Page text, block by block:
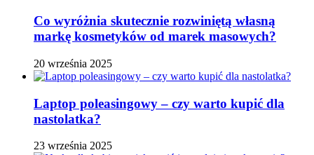
Co wyróżnia skutecznie rozwiniętą własną
markę kosmetyków od marek masowych?
20 września 2025
Laptop poleasingowy – czy warto kupić dla
nastolatka?
23 września 2025